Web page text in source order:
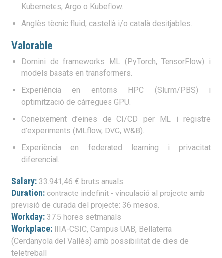
Kubernetes, Argo o Kubeflow.
Anglès tècnic fluid; castellà i/o català desitjables.
Valorable
Domini de frameworks ML (PyTorch, TensorFlow) i
models basats en transformers.
Experiència en entorns HPC (Slurm/PBS) i
optimització de càrregues GPU.
Coneixement d’eines de CI/CD per ML i registre
d’experiments (MLflow, DVC, W&B).
Experiència en federated learning i privacitat
diferencial.
Salary: 33.941,46 € bruts anuals
Duration: contracte indefinit - vinculació al projecte amb
previsió de durada del projecte: 36 mesos.
Workday: 37,5 hores setmanals
Workplace: IIIA-CSIC, Campus UAB, Bellaterra
(Cerdanyola del Vallès) amb possibilitat de dies de
teletreball